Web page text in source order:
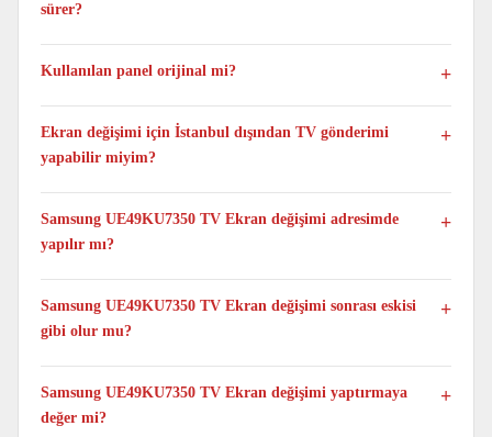
sürer?
Genellikle aynı gün tamamlanır, yoğunluğa ve anlık stok
durumuna bağlı olarak en fazla 1 veya 3 iş günü sürebilir
Kullanılan panel orijinal mi?
Evet. Samsung UE49KU7350 TV modeli için yalnızca bu modele
uygun orijinal ve sıfır paneller kullanılmaktadır.
Ekran değişimi için İstanbul dışından TV gönderimi
yapabilir miyim?
Evet. Taşıma ücret ve sorumluluğu tarafınıza ait olacak şekilde
televizyonun tamamını kutulu şekilde kargo ile gönderebilir ve
alabilirsiniz.
Samsung UE49KU7350 TV Ekran değişimi adresimde
yapılır mı?
Hayır. TV Panel değişimi yalnızca atölye ortamında
yapılmaktadır.
Samsung UE49KU7350 TV Ekran değişimi sonrası eskisi
gibi olur mu?
Evet. Samsung UE49KU7350 model TV Panel değişimi
yapıldıktan sonra televizyonunuz ilk günkü performansıyla
çalışmaya devam eder.
Samsung UE49KU7350 TV Ekran değişimi yaptırmaya
değer mi?